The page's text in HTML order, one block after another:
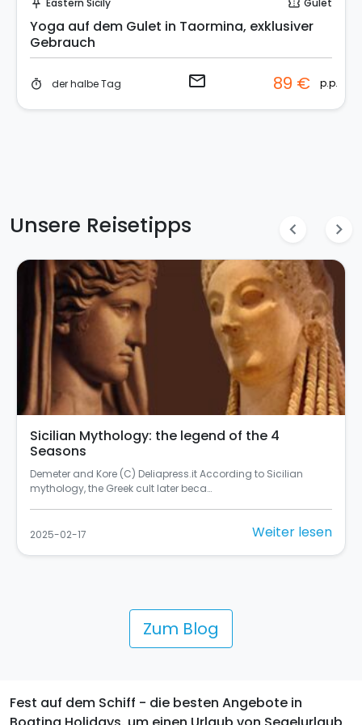
push_pin Eastern Sicily confirmation_number Gulet
Yoga auf dem Gulet in Taormina, exklusiver
Gebrauch
timer der halbe Tag email 89 € p.p.
Unsere Reisetipps chevron_left chevron_right
Sicilian Mythology: the legend of the 4
Seasons
Demeter and Kore (C) Deliapress.it According to Sicilian
mythology, the Greek cult later beca…
2025-02-17 Weiter lesen
Zum Blog
Fest auf dem Schiff - die besten Angebote in